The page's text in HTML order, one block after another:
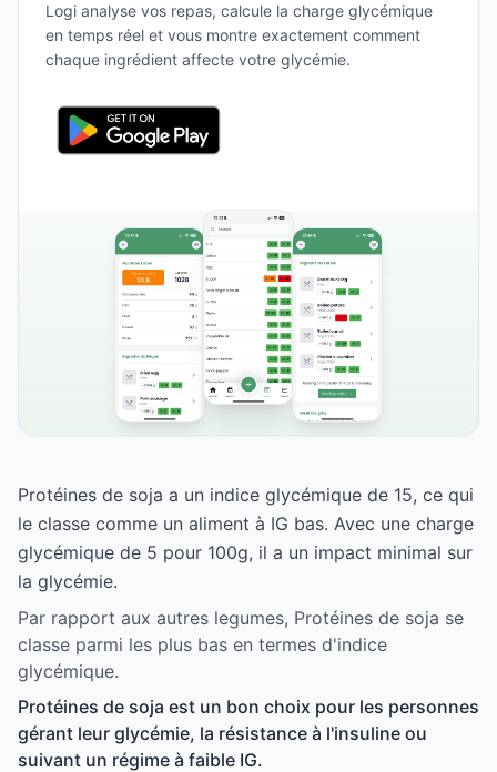
Logi analyse vos repas, calcule la charge glycémique
en temps réel et vous montre exactement comment
chaque ingrédient affecte votre glycémie.
Protéines de soja a un indice glycémique de 15, ce qui
le classe comme un aliment à IG bas. Avec une charge
glycémique de 5 pour 100g, il a un impact minimal sur
la glycémie.
Par rapport aux autres legumes, Protéines de soja se
classe parmi les plus bas en termes d'indice
glycémique.
Protéines de soja est un bon choix pour les personnes
gérant leur glycémie, la résistance à l'insuline ou
suivant un régime à faible IG.